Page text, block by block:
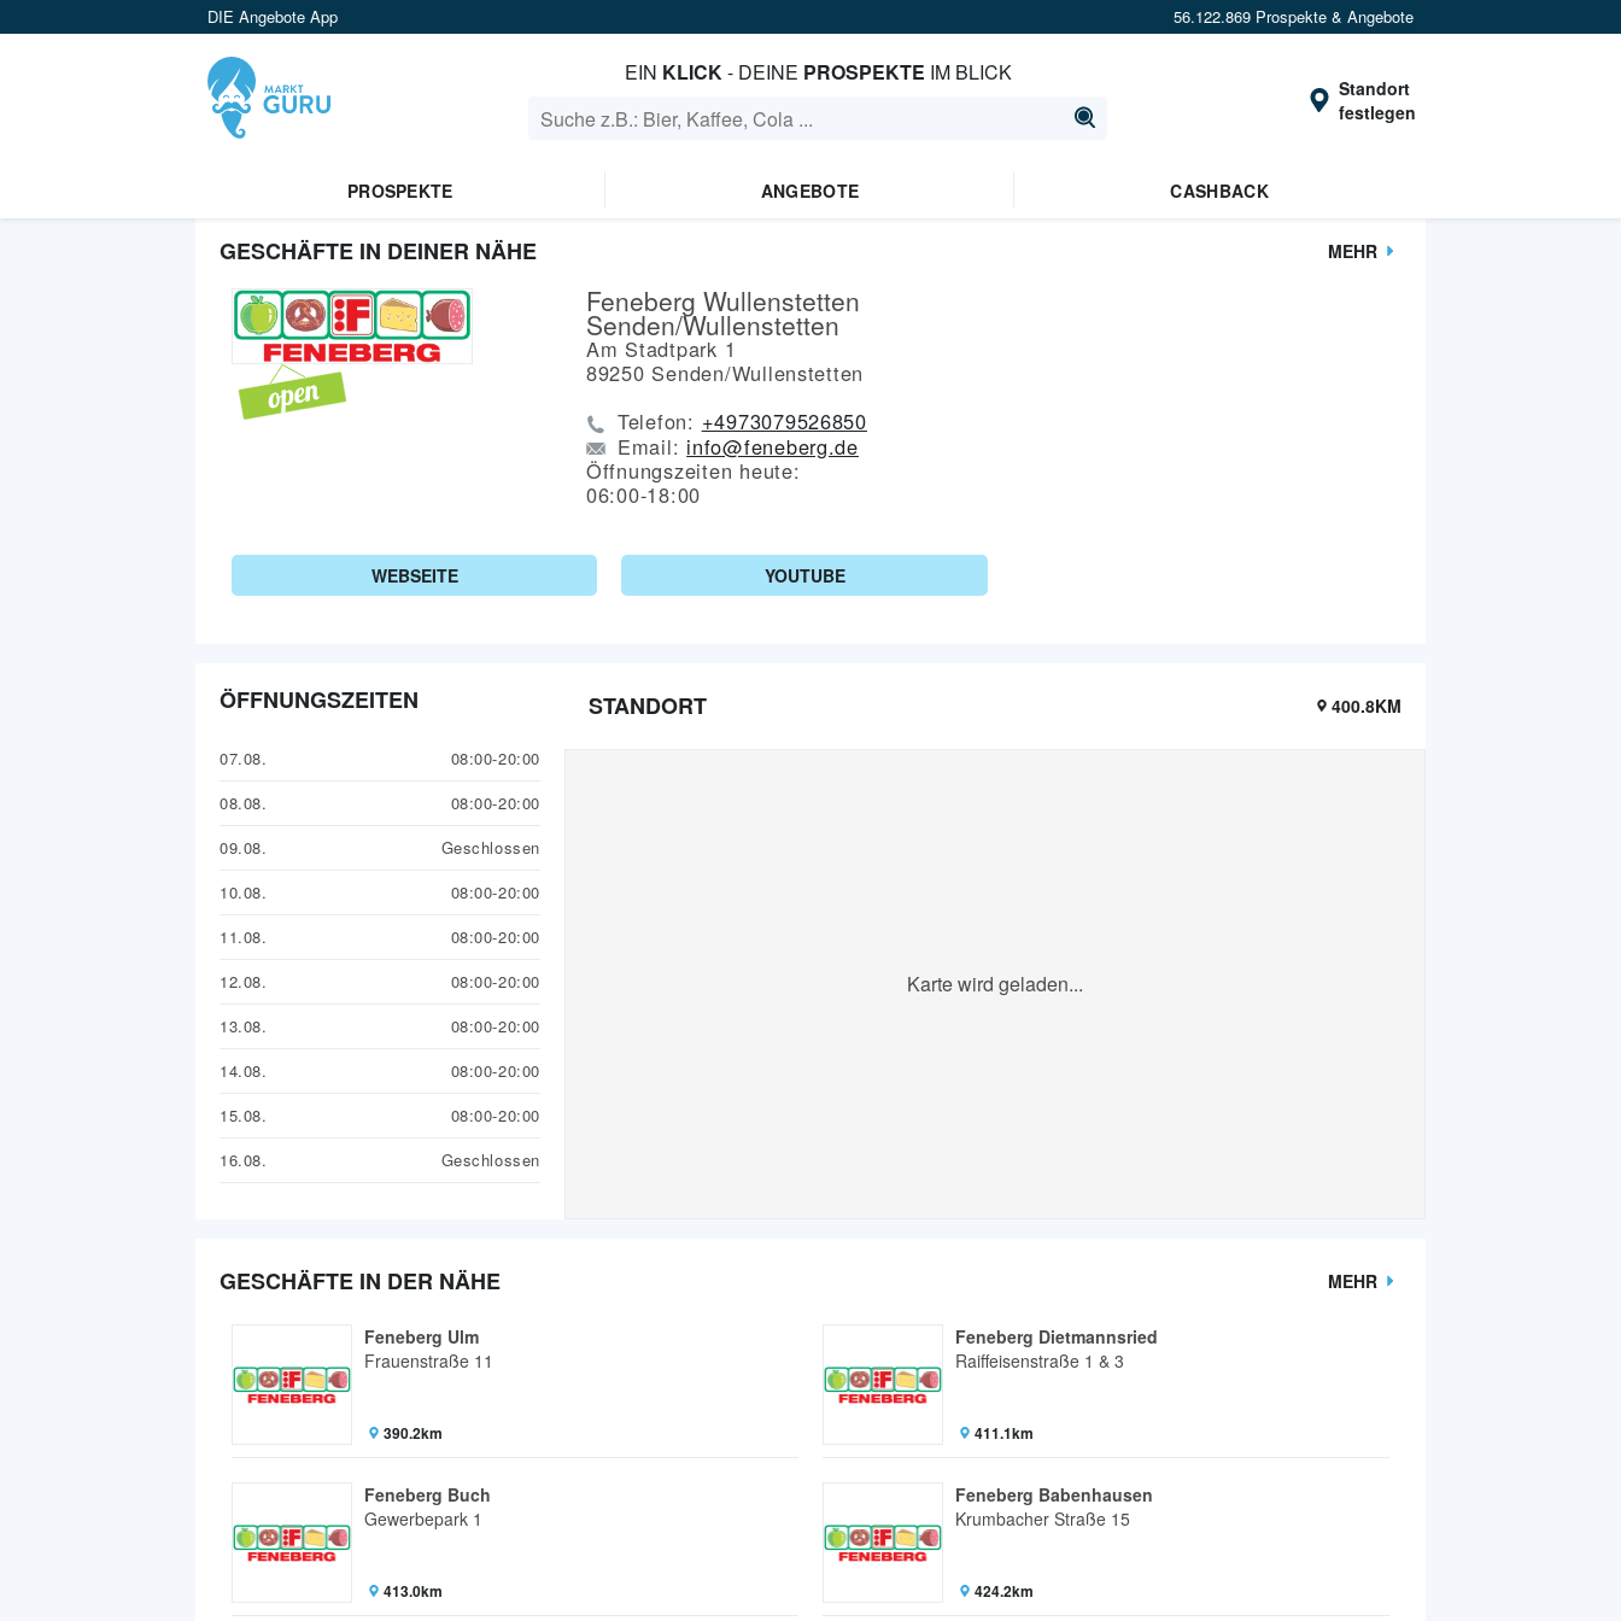
DIE Angebote App 56.122.869 Prospekte & Angebote
EIN KLICK- DEINE PROSPEKTE IM BLICK
Standort
festlegen
PROSPEKTE ANGEBOTE CASHBACK
GESCHÄFTE IN DEINER NÄHE MEHR
Feneberg Wullenstetten
Senden/Wullenstetten
Am Stadtpark 1
89250 Senden/Wullenstetten
Telefon: +4973079526850
Email: info@feneberg.de
Öffnungszeiten heute:
06:00-18:00
WEBSEITE YOUTUBE
ÖFFNUNGSZEITEN
07.08.
08:00-20:00
08.08.
08:00-20:00
09.08.
Geschlossen
10.08.
08:00-20:00
11.08.
08:00-20:00
12.08.
08:00-20:00
13.08.
08:00-20:00
14.08.
08:00-20:00
15.08.
08:00-20:00
16.08.
Geschlossen
STANDORT 400.8KM
Karte wird geladen...
GESCHÄFTE IN DER NÄHE MEHR
Feneberg Ulm
Frauenstraße 11
390.2km
Feneberg Dietmannsried
Raiffeisenstraße 1 & 3
411.1km
Feneberg Buch
Gewerbepark 1
413.0km
Feneberg Babenhausen
Krumbacher Straße 15
424.2km